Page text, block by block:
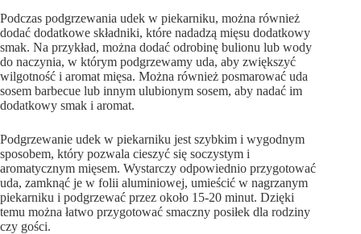
Podczas podgrzewania udek w piekarniku, można również
dodać dodatkowe składniki, które nadadzą mięsu dodatkowy
smak. Na przykład, można dodać odrobinę bulionu lub wody
do naczynia, w którym podgrzewamy uda, aby zwiększyć
wilgotność i aromat mięsa. Można również posmarować uda
sosem barbecue lub innym ulubionym sosem, aby nadać im
dodatkowy smak i aromat.
Podgrzewanie udek w piekarniku jest szybkim i wygodnym
sposobem, który pozwala cieszyć się soczystym i
aromatycznym mięsem. Wystarczy odpowiednio przygotować
uda, zamknąć je w folii aluminiowej, umieścić w nagrzanym
piekarniku i podgrzewać przez około 15-20 minut. Dzięki
temu można łatwo przygotować smaczny posiłek dla rodziny
czy gości.